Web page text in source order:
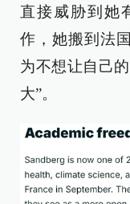
直接威胁到她
作，她搬到法
为不想让自己
大”。